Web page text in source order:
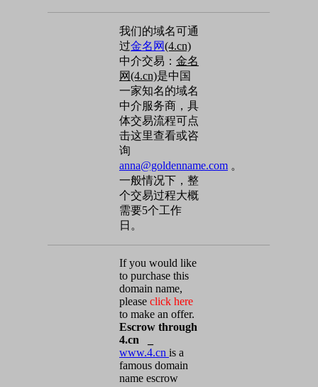
我们的域名可通
过金名网(4.cn)
中介交易： 金名
网(4.cn)是中国
一家知名的域名
中介服务商，具
体交易流程可点
击这里查看或咨
询
anna@goldenname.com 。
一般情况下，整
个交易过程大概
需要5个工作
日。
If you would like
to purchase this
domain name,
please click here
to make an offer.
Escrow through
4.cn _
www.4.cn is a
famous domain
name escrow